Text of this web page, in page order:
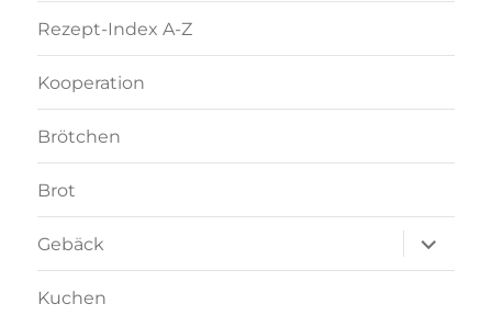
Rezept-Index A-Z
Kooperation
Brötchen
Brot
Gebäck
anzeigen
Kuchen